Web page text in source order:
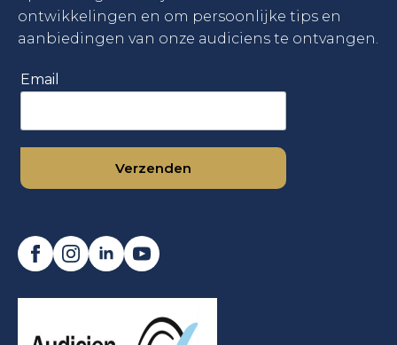
ontwikkelingen en om persoonlijke tips en
aanbiedingen van onze audiciens te ontvangen.
Email